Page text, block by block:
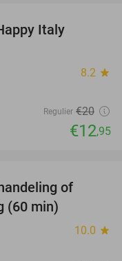
Italy
8.2 star
Regulier €20
€12,95
of
(60 min)
10.0 star